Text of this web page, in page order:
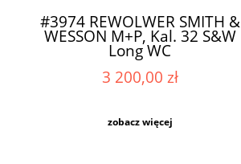
#3974 REWOLWER SMITH &
WESSON M+P, Kal. 32 S&W
Long WC
3 200,00 zł
zobacz więcej